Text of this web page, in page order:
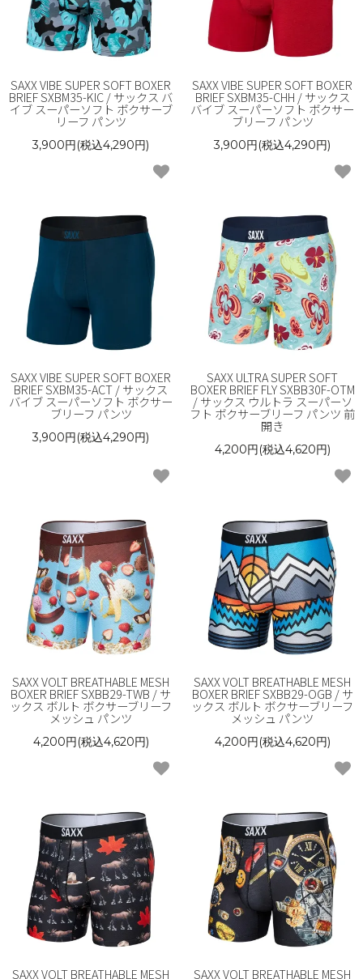
SAXX VIBE SUPER SOFT BOXER
BRIEF SXBM35-KIC / サックス バ
イブ スーパーソフト ボクサーブ
リーフ パンツ
3,900円(税込4,290円)
SAXX VIBE SUPER SOFT BOXER
BRIEF SXBM35-CHH / サックス
バイブ スーパーソフト ボクサー
ブリーフ パンツ
3,900円(税込4,290円)
SAXX VIBE SUPER SOFT BOXER
BRIEF SXBM35-ACT / サックス
バイブ スーパーソフト ボクサー
ブリーフ パンツ
3,900円(税込4,290円)
SAXX ULTRA SUPER SOFT
BOXER BRIEF FLY SXBB30F-OTM
/ サックス ウルトラ スーパーソ
フト ボクサーブリーフ パンツ 前
開き
4,200円(税込4,620円)
SAXX VOLT BREATHABLE MESH
BOXER BRIEF SXBB29-TWB / サ
ックス ボルト ボクサーブリーフ
メッシュ パンツ
4,200円(税込4,620円)
SAXX VOLT BREATHABLE MESH
BOXER BRIEF SXBB29-OGB / サ
ックス ボルト ボクサーブリーフ
メッシュ パンツ
4,200円(税込4,620円)
SAXX VOLT BREATHABLE MESH SAXX VOLT BREATHABLE MESH